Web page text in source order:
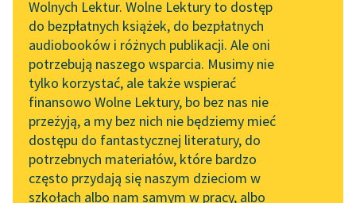
do słuchania
Byliśmy częścią AI Impact
Lab
Zapraszamy na spotkanie
online z tłumaczkami
literatury skandynawskiej
Spotkanie z Katarzyną
Tunkiel w Oslo
Leśmianator
Przewodnik dla piszących i
czytających
API
OAI-PMH
Wolnych Lektur. Wolne Lektury to dostęp
do bezpłatnych książek, do bezpłatnych
audiobooków i różnych publikacji. Ale oni
potrzebują naszego wsparcia. Musimy nie
tylko korzystać, ale także wspierać
finansowo Wolne Lektury, bo bez nas nie
przeżyją, a my bez nich nie będziemy mieć
dostępu do fantastycznej literatury, do
potrzebnych materiałów, które bardzo
często przydają się naszym dzieciom w
szkołach albo nam samym w pracy, albo
Andrzej Kijowski
Listopadowy
wieczór
powstanie to
zredukowane zostało
do zbrojnej rozprawy z
Rosją, do „czynu
bojowego”; historia